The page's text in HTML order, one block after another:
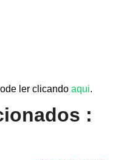
ler clicando aqui.
: